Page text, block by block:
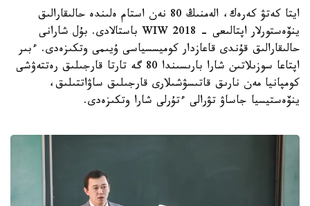
ايتا كەتۋ كەرەك، الەمنىڭ 80 نەن استام ەلىندە حالىقارالىق
ينۆەستورلار اپتالىعى - WIW 2018 باستالادى. بۇل شارانى
حالىقارالىق قۇندى قاعازدار كوميسسياسى ۇيىمى وتكىزەدى. ءبىر
اپتاعا سوزىلاتىن شارا بارىسىندا 80 گە تارتا قارجىلىق رەتتەۋشى
كومپانيا مەن نارىق قاتىسۋشىلارى قارجىلىق ساۋاتتىلىق،
ينۆەستيسيا جاساۋ تۋرالى ءتۇرلى شارا وتكىزەدى.